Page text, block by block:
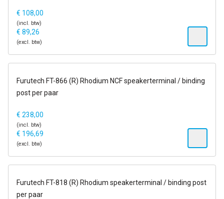
€ 108,00
(incl. btw)
€ 89,26
(excl. btw)
op voorraad
Furutech FT-866 (R) Rhodium NCF speakerterminal / binding
post per paar
€ 238,00
(incl. btw)
€ 196,69
(excl. btw)
op voorraad
Furutech FT-818 (R) Rhodium speakerterminal / binding post
per paar